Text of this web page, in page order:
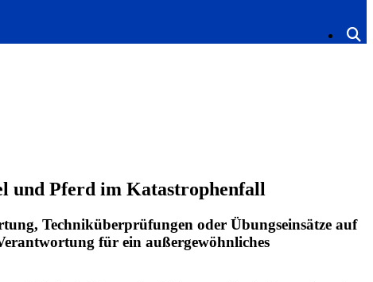
und Pferd im Katastrophenfall
Techniküberprüfungen oder Übungseinsätze auf
für ein außergewöhnliches